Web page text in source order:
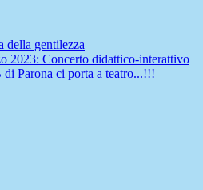
della gentilezza
2023: Concerto didattico-interattivo
Parona ci porta a teatro...!!!